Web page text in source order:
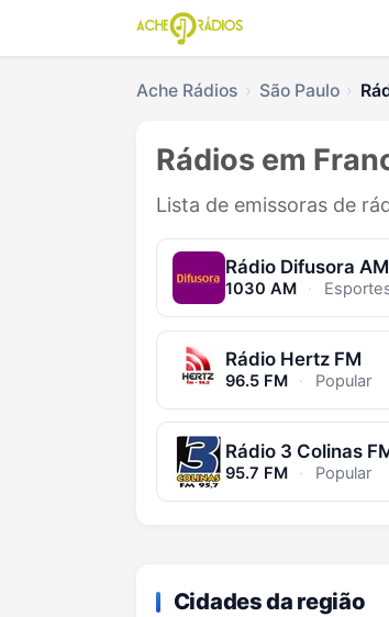
Ache Rádios São Paulo
Rádios em
Lista de emissoras de
Rádio Difusora AM
1030 AM ·
Rádio Hertz FM
96.5 FM · Popular
Rádio 3 Colinas
95.7 FM · Popular
Cidades da região